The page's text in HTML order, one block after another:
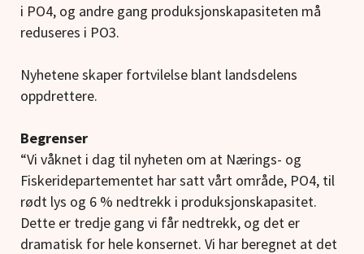
i PO4, og andre gang produksjonskapasiteten må
reduseres i PO3.
Nyhetene skaper fortvilelse blant landsdelens
oppdrettere.
Begrenser
“Vi våknet i dag til nyheten om at Nærings- og
Fiskeridepartementet har satt vårt område, PO4, til
rødt lys og 6 % nedtrekk i produksjonskapasitet.
Dette er tredje gang vi får nedtrekk, og det er
dramatisk for hele konsernet. Vi har beregnet at det